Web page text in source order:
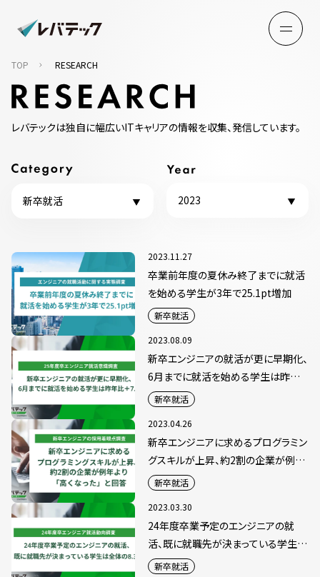
TOP RESEARCH
レバテックは独自に幅広いITキャリアの情報を収集、発信しています。
新卒就活 2023
2023.11.27
卒業前年度の夏休み終了までに就活
を始める学生が3年で25.1pt増加
新卒就活
2023.08.09
新卒エンジニアの就活が更に早期化、
6月までに就活を始める学生は昨年
比＋7.3pt
新卒就活
2023.04.26
新卒エンジニアに求めるプログラミン
グスキルが上昇、約2割の企業が例年
より「高くなった」と回答
新卒就活
2023.03.30
24年度卒業予定のエンジニアの就
活、既に就職先が決まっている学生は
全体の8.3％
新卒就活